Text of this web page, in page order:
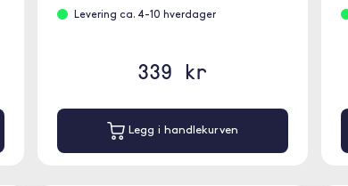
Levering ca. 4-10 hverdager
339 kr
Legg i handlekurven